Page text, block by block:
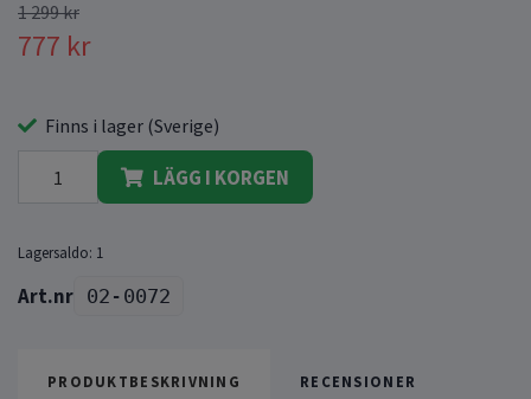
1 299 kr
777 kr
Finns i lager (Sverige)
LÄGG I KORGEN
Lagersaldo: 1
02-0072
PRODUKTBESKRIVNING RECENSIONER